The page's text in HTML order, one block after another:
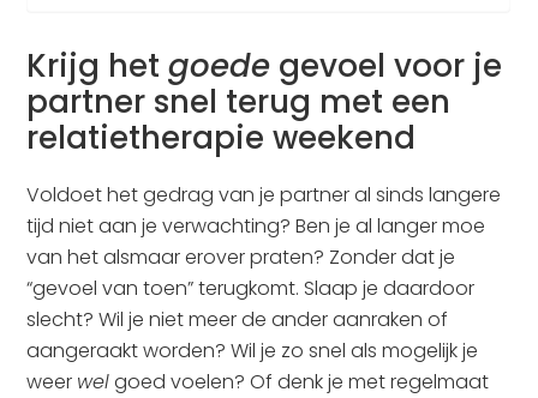
Krijg hetgoede gevoel voor je
partner snel terug met een
relatietherapie weekend
Voldoet het gedrag van je partner al sinds langere
tijd niet aan je verwachting? Ben je al langer moe
van het alsmaar erover praten? Zonder dat je
“gevoel van toen” terugkomt. Slaap je daardoor
slecht? Wil je niet meer de ander aanraken of
aangeraakt worden? Wil je zo snel als mogelijk je
weer welgoed voelen? Of denk je met regelmaat